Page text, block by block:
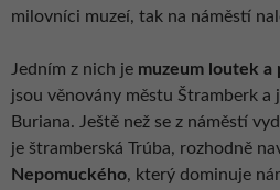
milovníci muzeí, tak na náměstí
Jedním z nich je muzeum loutek a
jsou věnovány městu Štramberk a
Buriana. Ještě než se z náměstí
je štramberská Trúba, rozhodně
Nepomuckého, který dominuje